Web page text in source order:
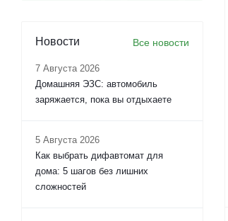
Новости Все новости
7 Августа 2026
Домашняя ЭЗС: автомобиль
заряжается, пока вы отдыхаете
5 Августа 2026
Как выбрать дифавтомат для
дома: 5 шагов без лишних
сложностей